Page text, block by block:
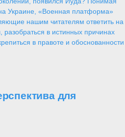
Украине, «Военная платформа»
нашим читателям ответить на
в истинных причинах
в правоте и обоснованности
для